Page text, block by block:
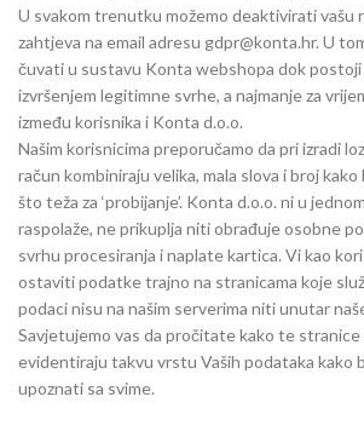
U svakom trenutku možemo deaktivirati vašu
zahtjeva na email adresu gdpr@konta.hr. U
čuvati u sustavu Konta webshopa dok postoji
izvršenjem legitimne svrhe, a najmanje za
između korisnika i Konta d.o.o.
Našim korisnicima preporučamo da pri izradi
račun kombiniraju velika, mala slova i broj kako
što teža za ‘probijanje’. Konta d.o.o. ni u
raspolaže, ne prikuplja niti obrađuje osobne
svrhu procesiranja i naplate kartica. Vi kao
ostaviti podatke trajno na stranicama koje
podaci nisu na našim serverima niti unutar
Savjetujemo vas da pročitate kako te stranice
evidentiraju takvu vrstu Vaših podataka kako
upoznati sa svime.